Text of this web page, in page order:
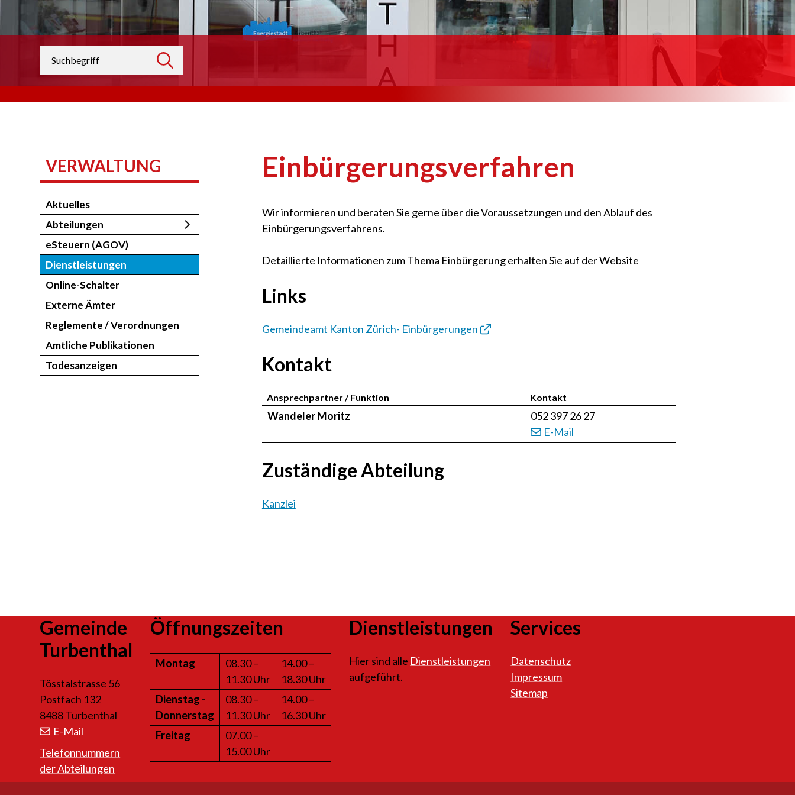
suchen
VERWALTUNG
Aktuelles
Abteilungen
eSteuern (AGOV)
Dienstleistungen
Online-Schalter
Externe Ämter
Reglemente / Verordnungen
Amtliche Publikationen
Todesanzeigen
Einbürgerungsverfahren
Wir informieren und beraten Sie gerne über die Voraussetzungen und den Ablauf des
Einbürgerungsverfahrens.
Detaillierte Informationen zum Thema Einbürgerung erhalten Sie auf der Website
Links
Gemeindeamt Kanton Zürich- Einbürgerungen
Kontakt
Ansprechpartner / Funktion Kontakt
WandelerMoritzFunktion Tel.
052 397 26 27
E-Mail
Zuständige Abteilung
Kanzlei
Footer
Gemeinde
Turbenthal
Tösstalstrasse 56
Postfach 132
8488 Turbenthal
E-Mail
Telefonnummern
der Abteilungen
Öffnungszeiten
Montag
08.30 –
11.30 Uhr
14.00 –
18.30 Uhr
Dienstag -
Donnerstag
08.30 –
11.30 Uhr
14.00 –
16.30 Uhr
Freitag
07.00 –
15.00 Uhr
Dienstleistungen
Hier sind alle Dienstleistungen
aufgeführt.
Services
Datenschutz
Impressum
Sitemap